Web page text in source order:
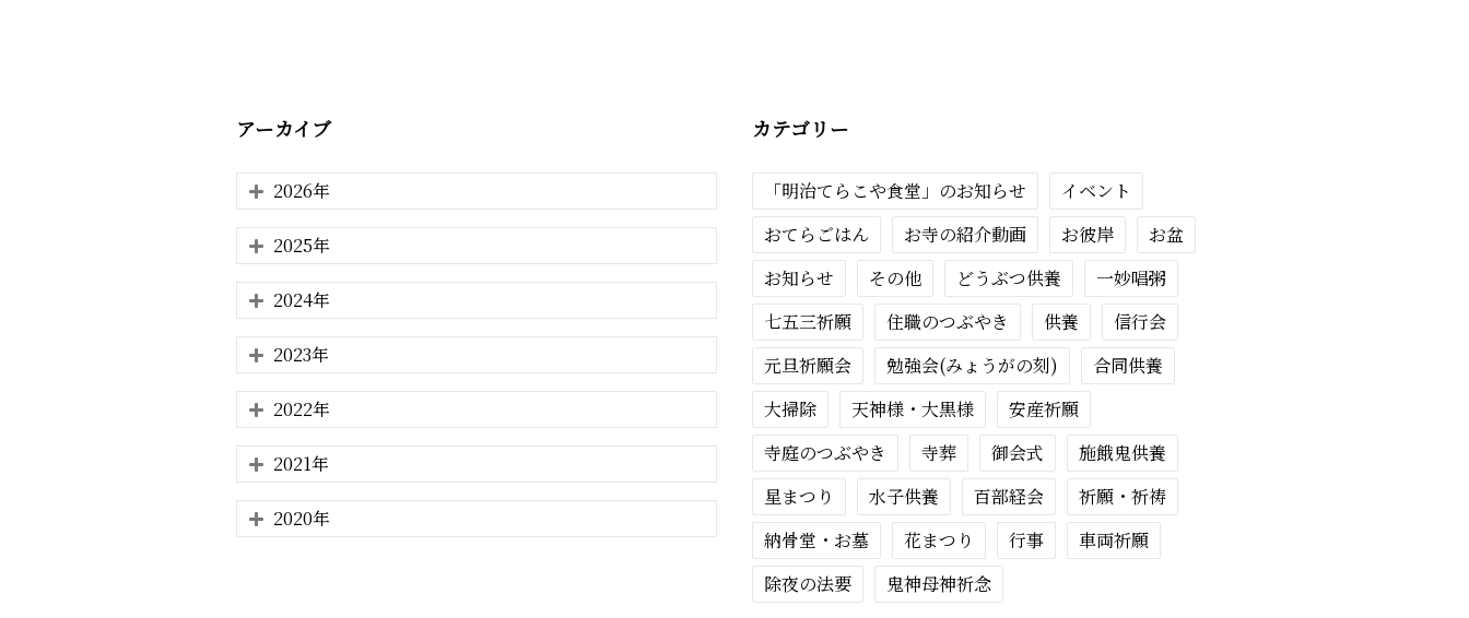
アーカイブ
2026年
2025年
2024年
2023年
2022年
2021年
2020年
カテゴリー
「明治てらこや食堂」のお知らせ
イベント
おてらごはん
お寺の紹介動画 お彼岸
お盆
お知らせ
その他 どうぶつ供養
一妙唱粥
七五三祈願
住職のつぶやき 供養
信行会
元旦祈願会
勉強会(みょうがの刻)
合同供養
大掃除
天神様・大黒様
安産祈願
寺庭のつぶやき
寺葬 御会式
施餓鬼供養
星まつり
水子供養 百部経会
祈願・祈祷
納骨堂・お墓
花まつり 行事
車両祈願
除夜の法要
鬼神母神祈念